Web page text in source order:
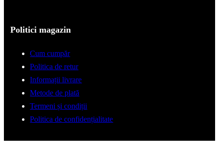
Politici magazin
Cum cumpăr
Politica de retur
Informații livrare
Metode de plată
Termeni și condiții
Politica de confidențialitate